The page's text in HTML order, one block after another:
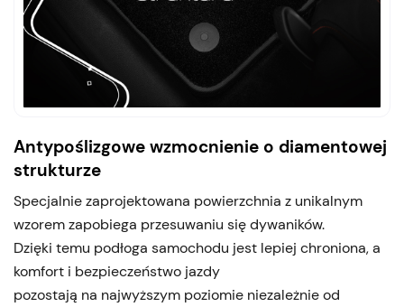
Antypoślizgowe wzmocnienie o diamentowej
strukturze
Specjalnie zaprojektowana powierzchnia z unikalnym
wzorem zapobiega przesuwaniu się dywaników.
Dzięki temu podłoga samochodu jest lepiej chroniona, a
komfort i bezpieczeństwo jazdy
pozostają na najwyższym poziomie niezależnie od